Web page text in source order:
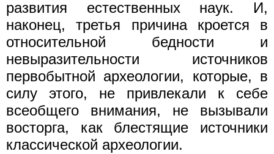
развития естественных наук. И,
наконец, третья причина кроется в
относительной бедности и
невыразительности источников
первобытной археологии, которые, в
силу этого, не привлекали к себе
всеобщего внимания, не вызывали
восторга, как блестящие источники
классической археологии.